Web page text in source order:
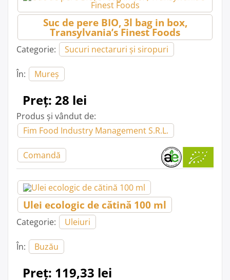
Suc de pere BIO, 3l bag in box,
Transylvania’s Finest Foods
Categorie: Sucuri nectaruri și siropuri
În: Mureș
Preț: 28 lei
Produs și vândut de:
Fim Food Industry Management S.R.L.
Comandă
Ulei ecologic de cătină 100 ml
Categorie: Uleiuri
În: Buzău
Preț: 119,33 lei